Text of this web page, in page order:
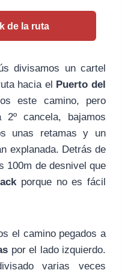
de la ruta
divisamos un cartel
hacia el
Puerto del
este camino, pero
cancela, bajamos
unas retamas y un
explanada. Detrás de
100m de desnivel que
porque no es fácil
el camino pegados a
por el lado izquierdo.
varias veces